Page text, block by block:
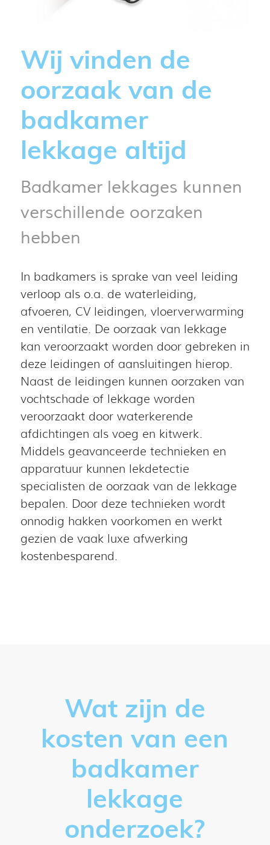
Wij vinden de
oorzaak van de
badkamer
lekkage altijd
Badkamer lekkages kunnen
verschillende oorzaken
hebben
In badkamers is sprake van veel leiding
verloop als o.a. de waterleiding,
afvoeren, CV leidingen, vloerverwarming
en ventilatie. De oorzaak van lekkage
kan veroorzaakt worden door gebreken in
deze leidingen of aansluitingen hierop.
Naast de leidingen kunnen oorzaken van
vochtschade of lekkage worden
veroorzaakt door waterkerende
afdichtingen als voeg en kitwerk.
Middels geavanceerde technieken en
apparatuur kunnen lekdetectie
specialisten de oorzaak van de lekkage
bepalen. Door deze technieken wordt
onnodig hakken voorkomen en werkt
gezien de vaak luxe afwerking
kostenbesparend.
Wat zijn de
kosten van een
badkamer
lekkage
onderzoek?